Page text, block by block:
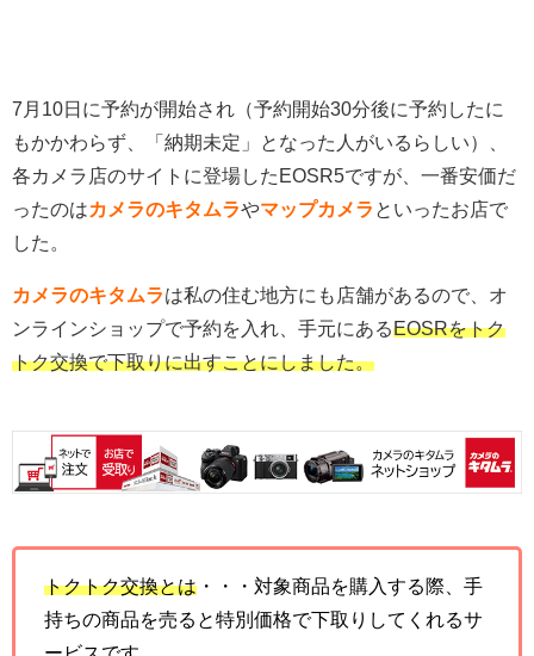
7月10日に予約が開始され（予約開始30分後に予約したに
もかかわらず、「納期未定」となった人がいるらしい）、
各カメラ店のサイトに登場したEOSR5ですが、一番安価だ
ったのはカメラのキタムラやマップカメラ といったお店で
した。
カメラのキタムラは私の住む地方にも店舗があるので、オ
ンラインショップで予約を入れ、手元にあるEOSRをトク
トク交換で下取りに出すことにしました。
トクトク交換とは ・・・対象商品を購入する際、手
持ちの商品を売ると特別価格で下取りしてくれるサ